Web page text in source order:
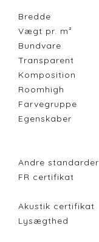
Bredde
Vægt pr. m²
Bundvare
Transparent
Komposition
Roomhigh
Farvegruppe
Egenskaber
Andre standarder
FR certifikat
Akustik certifikat
Lysægthed